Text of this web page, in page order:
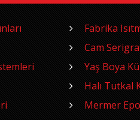
Fabrika
Cam
Yaş Boya
Halı Tutkal
Mermer